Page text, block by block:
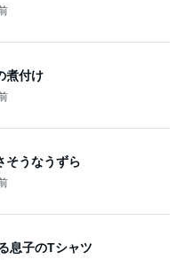
煮付け
そうなうずら
息子のTシャツ